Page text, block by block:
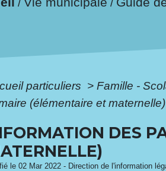
/ /
particuliers > Famille -
(élémentaire et maternelle)
DES
le 02 Mar 2022 - Direction de l'information